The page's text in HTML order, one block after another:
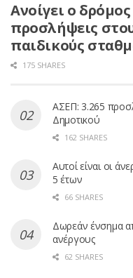
Ανοίγει ο
προσλήψεις
παιδικούς
175 SHARES
ΑΣΕΠ: 3.265
Δημοτικού
162 SHARES
Αυτοί είναι οι
5 έτων
66 SHARES
Δωρεάν ένσημα
ανέργους
62 SHARES